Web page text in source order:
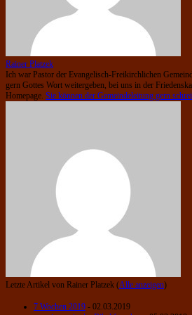
Rainer Platzek
Ich war Pastor der Evangelisch-Freikirchlichen
gern Gottes Wort weitergeben, bei uns in der
Homepage. Sie können der Gemeindeleitung gern
Letzte Artikel von Rainer Platzek (Alle anzeigen)
7 Wochen 2019 - 02.03.2019